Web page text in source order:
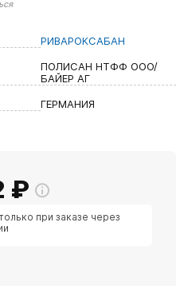
РИВАРОКСАБАН
ПОЛИСАН НТФФ ООО/
БАЙЕР АГ
ГЕРМАНИЯ
₽
при заказе через